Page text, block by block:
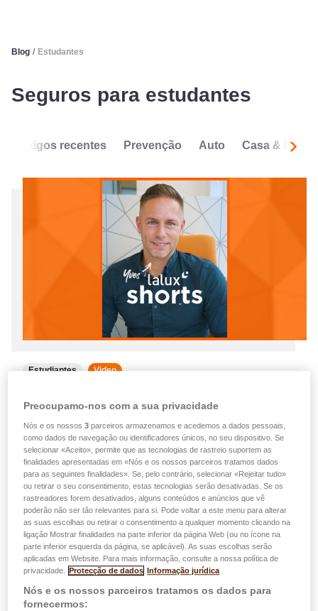
Blog / Estudantes
Seguros para estudantes
Artigos recentes Prevenção Auto Casa &
Estudiantes Video
Seguro para estudantes: protege o teu
dia a dia na universidade com o
easyPROTECT Discover – explicação
em vídeo
Estás a começar os teus estudos? Lembra-te também
de te proteger! Com easyPROTECT Discover, faz um
seguro para o teu alojamento de estudante,
responsabilidade civil, smartphone ou laptop.
Cobertura completa, mesmo em caso de emergência
médica.…
Preocupamo-nos com a sua privacidade
Nós e os nossos3 parceiros armazenamos e acedemos a dados pessoais,
como dados de navegação ou identificadores únicos, no seu dispositivo. Se
selecionar «Aceito», permite que as tecnologias de rastreio suportem as
finalidades apresentadas em «Nós e os nossos parceiros tratamos dados
para as seguintes finalidades». Se, pelo contrário, selecionar «Rejeitar tudo»
ou retirar o seu consentimento, estas tecnologias serão desativadas. Se os
rastreadores forem desativados, alguns conteúdos e anúncios que vê
poderão não ser tão relevantes para si. Pode voltar a este menu para alterar
as suas escolhas ou retirar o consentimento a qualquer momento clicando na
ligação Mostrar finalidades na parte inferior da página Web (ou no ícone na
parte inferior esquerda da página, se aplicável). As suas escolhas serão
aplicadas em Website. Para mais informação, consulte a nossa política de
privacidade.
Protecção de dados Informação jurídica
Nós e os nossos parceiros tratamos os dados para
fornecermos: